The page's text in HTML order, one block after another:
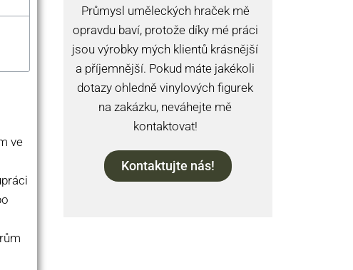
ve
Průmysl uměleckých hraček mě
opravdu baví, protože díky mé práci
jsou výrobky mých klientů krásnější
a příjemnější. Pokud máte jakékoli
dotazy ohledně vinylových figurek
na zakázku, neváhejte mě
kontaktovat!
Kontaktujte nás!